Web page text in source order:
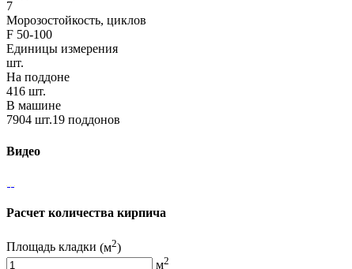
7
Морозостойкость, циклов
F 50-100
Единицы измерения
шт.
На поддоне
416 шт.
В машине
7904 шт.19 поддонов
Видео
Расчет количества кирпича
Площадь кладки (м2)
м2